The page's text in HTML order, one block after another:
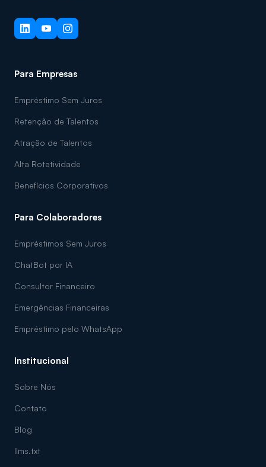
Para Empresas
Empréstimo Sem Juros
Retenção de Talentos
Atração de Talentos
Alta Rotatividade
Benefícios Corporativos
Para Colaboradores
Empréstimos Sem Juros
ChatBot por IA
Consultor Financeiro
Emergências Financeiras
Empréstimo pelo WhatsApp
Institucional
Sobre Nós
Contato
Blog
llms.txt